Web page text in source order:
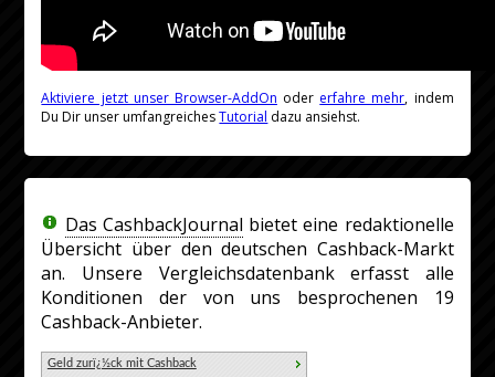
Aktiviere jetzt unser Browser-AddOn oder erfahre mehr, indem
Du Dir unser umfangreichesTutorial dazu ansiehst.
Das CashbackJournal bietet eine redaktionelle
Übersicht über den deutschen Cashback-Markt
an. Unsere Vergleichsdatenbank erfasst alle
Konditionen der von uns besprochenen 19
Cashback-Anbieter.
Geld zurï¿½ck mit Cashback